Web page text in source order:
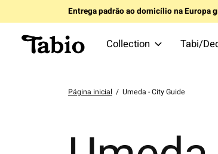
Entrega padrão ao domicílio na Europa
Collection Tabi/
Página inicial / Umeda - City Guide